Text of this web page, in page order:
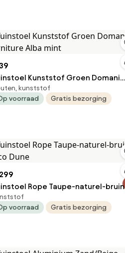
Kunststof Groen Domani
Furniture Alba mint
kunststof
voorraad
Gratis bezorging
Rope Taupe-naturel-bruin
Dune
voorraad
Gratis bezorging